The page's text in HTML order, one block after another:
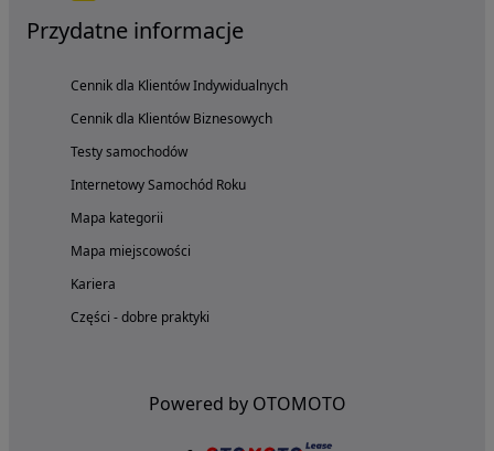
Przydatne informacje
Cennik dla Klientów Indywidualnych
Cennik dla Klientów Biznesowych
Testy samochodów
Internetowy Samochód Roku
Mapa kategorii
Mapa miejscowości
Kariera
Części - dobre praktyki
Powered by OTOMOTO